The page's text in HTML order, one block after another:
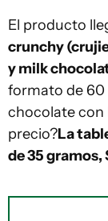
El producto
crunchy
y milk
formato de 60
chocolate con
precio?La
de 35 gramos,